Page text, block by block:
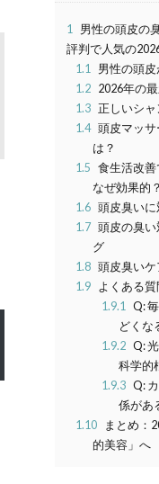
1
男性の頭皮の
評判で人気の
1.1
男性の頭
1.2
2026年の
1.3 正しいシャ
1.4 頭皮マッ
は？
1.5 食生活改
なぜ効果的？
1.6 頭皮臭いに
1.7 頭皮の臭
グ
1.8 頭皮臭いケ
1.9
よくある質
1.9.1 Q:
どくな
1.9.2 Q:
科学的
1.9.3 Q:
係があ
1.10
まとめ：
的美容」へ